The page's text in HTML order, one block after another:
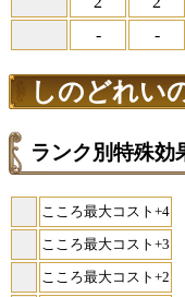
-
-
しのどれい
ランク別特殊効
こころ最大コスト+4
こころ最大コスト+3
こころ最大コスト+2